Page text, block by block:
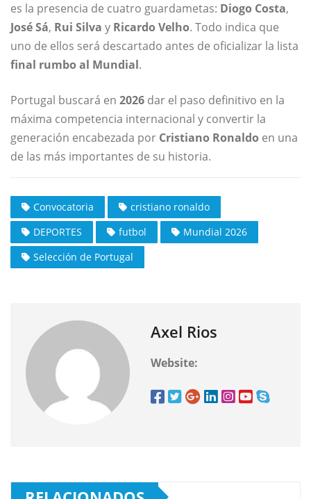
es la presencia de cuatro guardametas: Diogo Costa,
José Sá, Rui Silva y Ricardo Velho. Todo indica que
uno de ellos será descartado antes de oficializar la lista
final rumbo al Mundial.
Portugal buscará en 2026 dar el paso definitivo en la
máxima competencia internacional y convertir la
generación encabezada por Cristiano Ronaldo en una
de las más importantes de su historia.
Convocatoria
cristiano ronaldo
DEPORTES
futbol
Mundial 2026
Selección de Portugal
Axel Rios
Website: